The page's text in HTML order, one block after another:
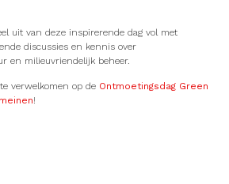
uit van deze inspirerende dag vol met
discussies en kennis over
en milieuvriendelijk beheer.
verwelkomen op de Ontmoetingsdag Green
!